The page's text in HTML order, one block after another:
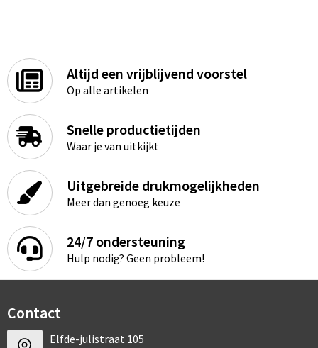
Altijd een vrijblijvend voorstel
Op alle artikelen
Snelle productietijden
Waar je van uitkijkt
Uitgebreide drukmogelijkheden
Meer dan genoeg keuze
24/7 ondersteuning
Hulp nodig? Geen probleem!
Contact
Elfde-julistraat 105